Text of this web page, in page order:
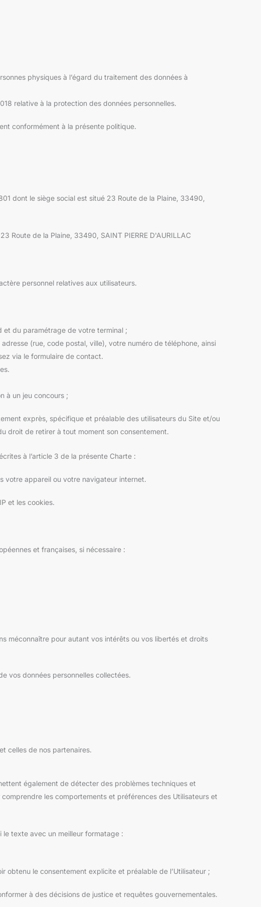
physiques à l’égard du traitement des données à
relative à la protection des données personnelles.
conformément à la présente politique.
dont le siège social est situé 23 Route de la Plaine, 33490,
Route de la Plaine, 33490, SAINT PIERRE D'AURILLAC
personnel relatives aux utilisateurs.
et du paramétrage de votre terminal ;
(rue, code postal, ville), votre numéro de téléphone, ainsi
via le formulaire de contact.
à un jeu concours ;
exprès, spécifique et préalable des utilisateurs du Site et/ou
droit de retirer à tout moment son consentement.
à l’article 3 de la présente Charte :
votre appareil ou votre navigateur internet.
et les cookies.
et françaises, si nécessaire :
méconnaître pour autant vos intérêts ou vos libertés et droits
vos données personnelles collectées.
celles de nos partenaires.
également de détecter des problèmes techniques et
les comportements et préférences des Utilisateurs et
texte avec un meilleur formatage :
obtenu le consentement explicite et préalable de l’Utilisateur ;
à des décisions de justice et requêtes gouvernementales.